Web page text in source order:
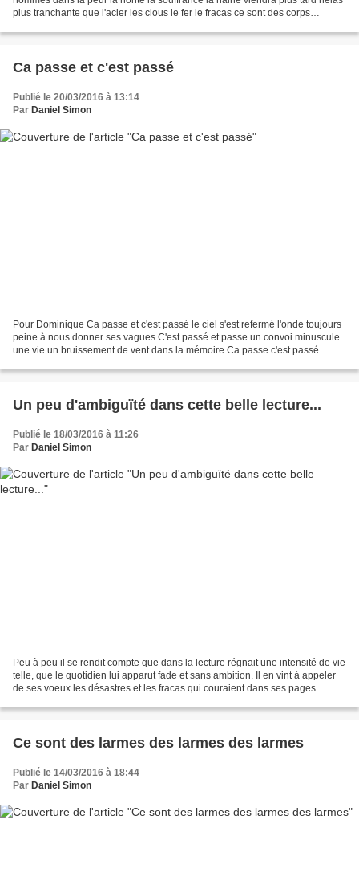
plus tranchante que l'acier les clous le fer le fracas ce sont des corps
Ca passe et c'est passé
Publié le 20/03/2016 à 13:14
Par Daniel Simon
Pour Dominique Ca passe et c'est passé le ciel s'est refermé l'onde toujours
peine à nous donner ses vagues C'est passé et passe un convoi minuscule
une vie un bruissement de vent dans la mémoire Ca passe c'est passé
Un peu d'ambiguïté dans cette belle lecture...
Publié le 18/03/2016 à 11:26
Par Daniel Simon
Peu à peu il se rendit compte que dans la lecture régnait une intensité de vie
telle, que le quotidien lui apparut fade et sans ambition. Il en vint à appeler
de ses voeux les désastres et les fracas qui couraient dans ses pages
Ce sont des larmes des larmes des larmes
Publié le 14/03/2016 à 18:44
Par Daniel Simon